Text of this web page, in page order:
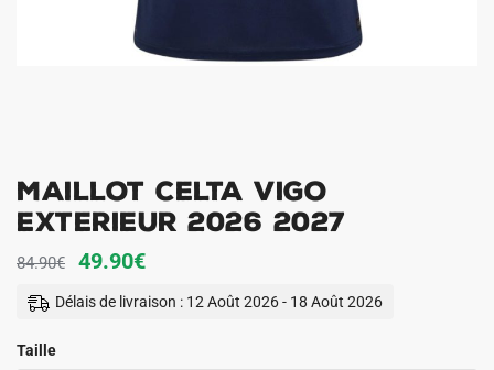
Maillot Celta Vigo
Exterieur 2026 2027
84.90€
Le
prix
49.90€Le
prix
Délais de livraison : 12 Août 2026 - 18 Août 2026
Taille